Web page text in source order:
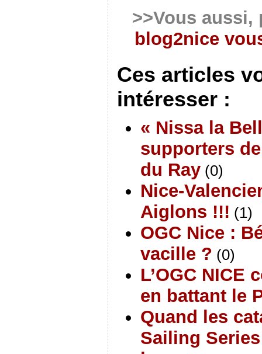
>>Vous aussi,
blog2nice
Ces articles
intéresser :
« Nissa la
supporters de
du Ray(0)
Nice-
Aiglons !!! (1)
OGC Nice :
vacille ? (0)
L’OGC NICE
en battant le
Quand les
Sailing